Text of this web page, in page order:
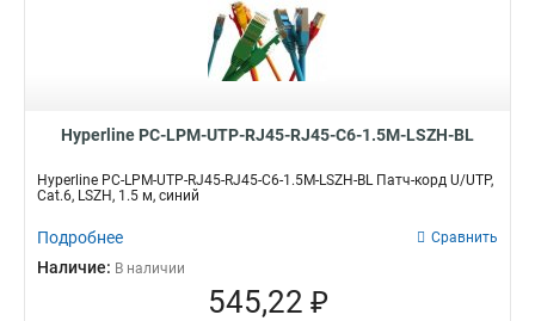
Hyperline PC-LPM-UTP-RJ45-RJ45-C6-1.5M-LSZH-BL
Hyperline PC-LPM-UTP-RJ45-RJ45-C6-1.5M-LSZH-BL Патч-корд U/UTP,
Cat.6, LSZH, 1.5 м, синий
Подробнее Сравнить
Наличие: В наличии
545,22 ₽